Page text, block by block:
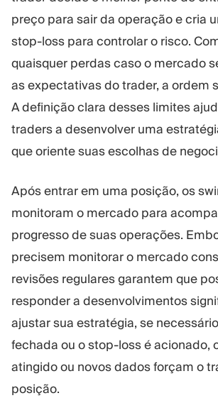
preço para sair da operação e cria
stop-loss para controlar o risco.
quaisquer perdas caso o mercado
as expectativas do trader, a ordem
A definição clara desses limites
traders a desenvolver uma
que oriente suas escolhas de
Após entrar em uma posição, os
monitoram o mercado para
progresso de suas operações.
precisem monitorar o mercado
revisões regulares garantem que
responder a desenvolvimentos
ajustar sua estratégia, se
fechada ou o stop-loss é acionado,
atingido ou novos dados forçam o
posição.